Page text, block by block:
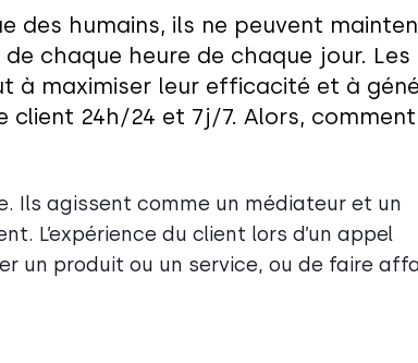
des humains, ils ne peuvent
chaque heure de chaque jour. Les
à maximiser leur efficacité et à
24h/24 et 7j/7. Alors, comment
Ils agissent comme un médiateur et un
L’expérience du client lors d’un appel
un produit ou un service, ou de faire